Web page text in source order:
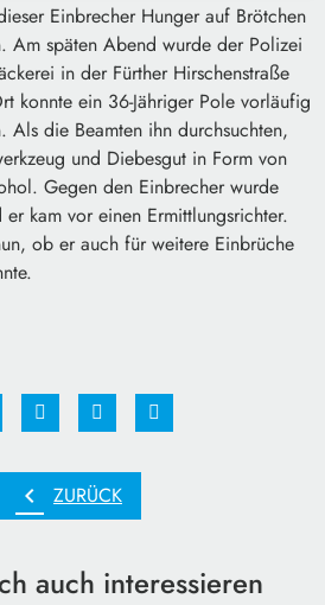
Einbrecher Hunger auf Brötchen
Am späten Abend wurde der Polizei
in der Fürther Hirschenstraße
konnte ein 36-Jähriger Pole vorläufig
Als die Beamten ihn durchsuchten,
und Diebesgut in Form von
Gegen den Einbrecher wurde
kam vor einen Ermittlungsrichter.
ob er auch für weitere Einbrüche
chevron_left ZURÜCK
auch interessieren